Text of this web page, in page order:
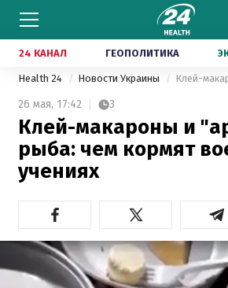
24 КАНАЛ ГЕОПОЛИТИКА
Health 24 Новости Украины
26 мая, 17:42 3
Клей-макароны и
рыба: чем кормят
учениях